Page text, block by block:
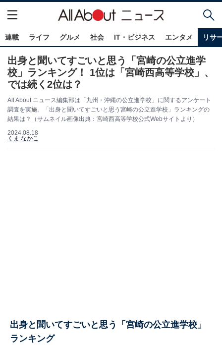
連載 ライフ グルメ 社会 IT・ビジネス エンタメ リサ
出身と聞いてすごいと思う「宮崎の公立進学
校」ランキング！ 1位は「宮崎西高等学校」、
では続く2位は？
All About ニュース編集部は「九州・沖縄の公立進学校」に関するアンケート
調査を実施。「出身と聞いてすごいと思う宮崎の公立進学校」ランキングの
結果は？（サムネイル画像出典：宮崎西高等学校公式Webサイトより）
2024.08.18
くま なかこ
出身と聞いてすごいと思う「宮崎の公立進学校」
ランキング